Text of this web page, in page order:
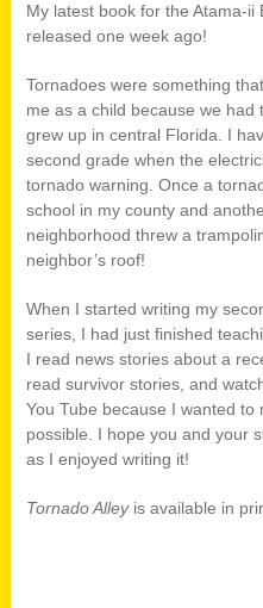
My latest book for the Atama-ii
released one week ago!
Tornadoes were something
me as a child because we
grew up in central Florida. I
second grade when the
tornado warning. Once a
school in my county and
neighborhood threw a
neighbor’s roof!
When I started writing my
series, I had just finished
I read news stories about a
read survivor stories, and
You Tube because I wanted
possible. I hope you and your
as I enjoyed writing it!
Tornado Alleyis available in